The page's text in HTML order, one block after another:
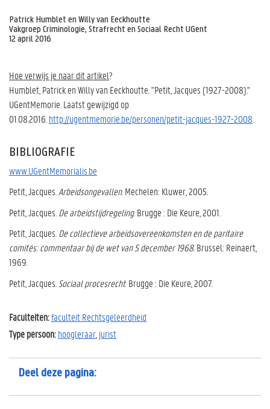
Patrick Humblet en Willy van Eeckhoutte
Vakgroep Criminologie, Strafrecht en Sociaal Recht UGent
12 april 2016
Hoe verwijs je naar dit artikel?
Humblet, Patrick en Willy van Eeckhoutte. "Petit, Jacques (1927-2008)."
UGentMemorie. Laatst gewijzigd op
01.08.2016. http://ugentmemorie.be/personen/petit-jacques-1927-2008
BIBLIOGRAFIE
www.UGentMemorialis.be
Petit, Jacques. Arbeidsongevallen. Mechelen: Kluwer, 2005.
Petit, Jacques. De arbeidstijdregeling. Brugge : Die Keure, 2001.
Petit, Jacques. De collectieve arbeidsovereenkomsten en de paritaire
comités: commentaar bij de wet van 5 december 1968. Brussel: Reinaert,
1969.
Petit, Jacques. Sociaal procesrecht. Brugge : Die Keure, 2007.
Faculteiten:faculteit Rechtsgeleerdheid
Type persoon:hoogleraar jurist
Deel deze pagina: